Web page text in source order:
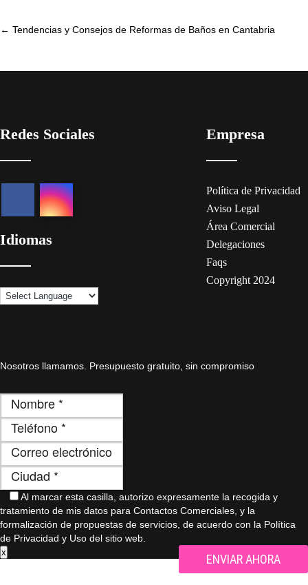
Post
← Tendencias y Consejos de Reformas de Baños en Cantabria
Redes Sociales
Idiomas
Empresa
Política de Privacidad
Aviso Legal
Área Comercial
Delegaciones
Faqs
Copyright 2024
Nosotros llamamos. Presupuesto gratuito, sin compromiso
Al marcar esta casilla, autorizo ​​expresamente la recogida y
tratamiento de mis datos para Contactos Comerciales, y la
formalización de propuestas de servicios, de acuerdo con la Política
de Privacidad y Uso del sitio web.
x